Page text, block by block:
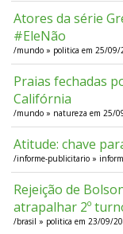
Atores da série
#EleNão
/mundo » politica em 25/09/
Praias fechadas
Califórnia
/mundo » natureza em 25/
Atitude: chave
/informe-publicitario »
Rejeição de
atrapalhar 2º
/brasil » politica em 23/09/